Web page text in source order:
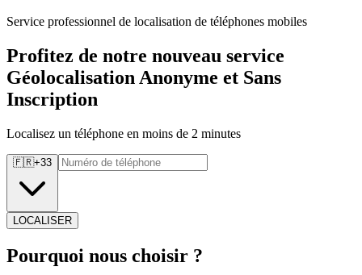
Service professionnel de localisation de téléphones mobiles
Profitez de notre nouveau service
Géolocalisation Anonyme et Sans
Inscription
Localisez un téléphone en moins de 2 minutes
🇫🇷+33
LOCALISER
Pourquoi nous choisir ?